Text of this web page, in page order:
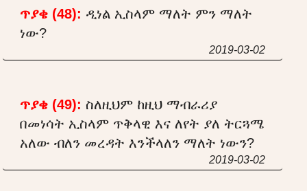
ጥያቄ (48): ዲነል ኢስላም ማለት ምን ማለት
ነው?
2019-03-02
ጥያቄ (49): ስለዚህም ከዚህ ማብራሪያ
በመነሳት ኢስላም ጥቅላዊ እና ለየት ያለ ትርጓሜ
አለው ብለን መረዳት እንችላለን ማለት ነውን?
2019-03-02